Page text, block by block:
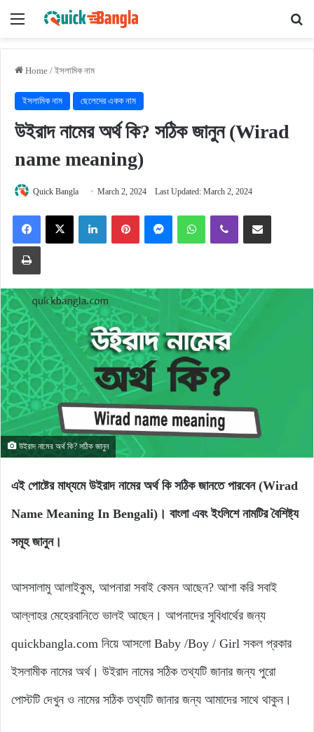
Menu
Home / ইসলামিক নাম
ইসলামিক নাম ছেলেদের একক নাম
উইরাদ নামের অর্থ কি? সঠিক জানুন (Wirad
name meaning)
Quick Bangla March 2, 2024 Last Updated: March 2, 2024
FacebookX LinkedInPinterestMessengerWhatsAppViber Share via Email
Print
উইরাদ নামের অর্থ কি? সঠিক জানুন
এই পোষ্টের মাধ্যমে উইরাদ নামের অর্থ কি সঠিক জানতে পারবেন (Wirad
Name Meaning In Bengali)। বাংলা এবং ইংলিশে নামটির বৈশিষ্ট্য
সমূহ জানুন।
আসসালামু আলাইকুম, আপনারা সবাই কেমন আছেন? আশা করি সবাই
আল্লাহর মেহেরবানিতে ভালই আছেন। আপনাদের সুবিধার্থের জন্য
quickbangla.com নিয়ে আসলো Baby /Boy / Girl সকল প্রকার
ইসলামীক নামের অর্থ। উইরাদ নামের সঠিক তথ্যটি জানার জন্য পুরো
পোস্টটি দেখুন ও নামের সঠিক তথ্যটি জানার জন্য আমাদের সাথে থাকুন।